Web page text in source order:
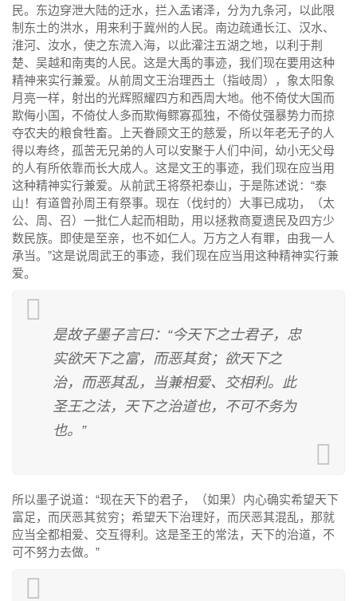
民。东边穿泄大陆的迂水，拦入孟诸泽，分为九条河，以此限
制东土的洪水，用来利于冀州的人民。南边疏通长江、汉水、
淮河、汝水，使之东流入海，以此灌注五湖之地，以利于荆
楚、吴越和南夷的人民。这是大禹的事迹，我们现在要用这种
精神来实行兼爱。从前周文王治理西土（指岐周），象太阳象
月亮一样，射出的光辉照耀四方和西周大地。他不倚仗大国而
欺侮小国，不倚仗人多而欺侮鳏寡孤独，不倚仗强暴势力而掠
夺农夫的粮食牲畜。上天眷顾文王的慈爱，所以年老无子的人
得以寿终，孤苦无兄弟的人可以安聚于人们中间，幼小无父母
的人有所依靠而长大成人。这是文王的事迹，我们现在应当用
这种精神实行兼爱。从前武王将祭祀泰山，于是陈述说：“泰
山！有道曾孙周王有祭事。现在（伐纣的）大事已成功，（太
公、周、召）一批仁人起而相助，用以拯救商夏遗民及四方少
数民族。即使是至亲，也不如仁人。万方之人有罪，由我一人
承当。”这是说周武王的事迹，我们现在应当用这种精神实行兼
爱。
是故子墨子言曰：“今天下之士君子，忠
实欲天下之富，而恶其贫；欲天下之
治，而恶其乱，当兼相爱、交相利。此
圣王之法，天下之治道也，不可不务为
也。”
所以墨子说道：“现在天下的君子，（如果）内心确实希望天下
富足，而厌恶其贫穷；希望天下治理好，而厌恶其混乱，那就
应当全都相爱、交互得利。这是圣王的常法，天下的治道，不
可不努力去做。”